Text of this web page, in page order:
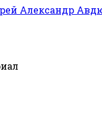
Александр